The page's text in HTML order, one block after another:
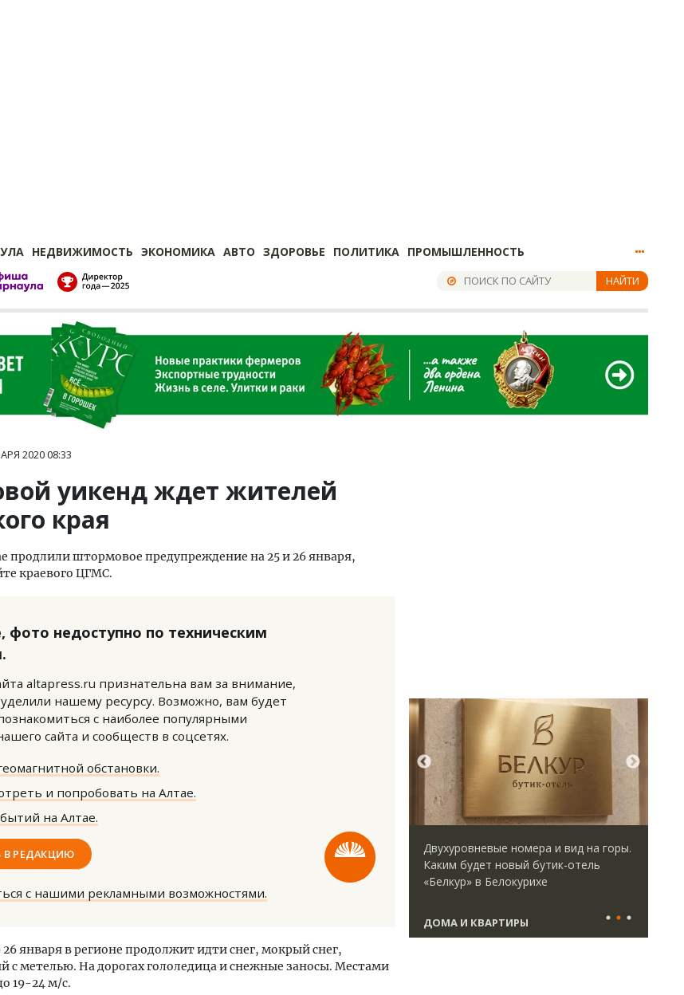
НЕДВИЖИМОСТЬ ЭКОНОМИКА АВТО ЗДОРОВЬЕ ПОЛИТИКА ПРОМЫШЛЕННОСТЬ
НАЙТИ
202008:33
уикенд ждет жителей
края
продлили штормовое предупреждение на 25 и 26 января,
краевого ЦГМС.
фото недоступно по техническим
altapress.ru признательна вам за внимание,
нашему ресурсу. Возможно, вам будет
с наиболее популярными
сайта и сообществ в соцсетях.
обстановки.
и попробовать на Алтае.
на Алтае.
В РЕДАКЦИЮ
с нашими рекламными возможностями.
января в регионе продолжит идти снег, мокрый снег,
с метелью. На дорогах гололедица и снежные заносы. Местами
19-24 м/с.
код начинается с
крупноформатными
благоустройства
Смелость архитектурных идей.
Генеральный директор компании
ЗИАС — об эстетике городов,
трендах в фасадах и развитии рынка
Двухуровневые номера и вид на горы.
Каким будет новый бутик-отель
«Белкур» в Белокурихе
ДОМА И КВАРТИРЫ